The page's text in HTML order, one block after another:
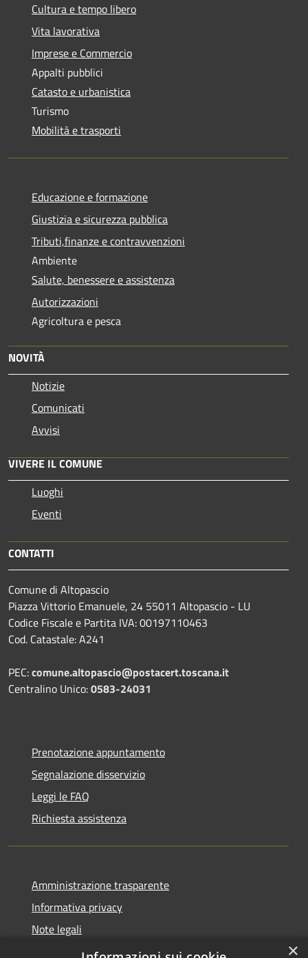
Cultura e tempo libero
Vita lavorativa
Imprese e Commercio
Appalti pubblici
Catasto e urbanistica
Turismo
Mobilità e trasporti
Educazione e formazione
Giustizia e sicurezza pubblica
Tributi,finanze e contravvenzioni
Ambiente
Salute, benessere e assistenza
Autorizzazioni
Agricoltura e pesca
NOVITÀ
Notizie
Comunicati
Avvisi
VIVERE IL COMUNE
Luoghi
Eventi
CONTATTI
Comune di Altopascio
Piazza Vittorio Emanuele, 24 55011 Altopascio - LU
Codice Fiscale e Partita IVA: 00197110463
Cod. Catastale: A241
PEC:comune.altopascio@postacert.toscana.it
Centralino Unico:0583-24031
Prenotazione appuntamento
Segnalazione disservizio
Leggi le FAQ
Richiesta assistenza
Amministrazione trasparente
Informativa privacy
Note legali
Dichiarazione di accessibilità
×